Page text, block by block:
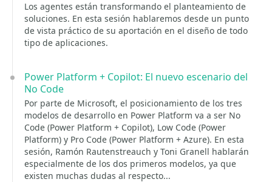
Los agentes están transformando el planteamiento de
soluciones. En esta sesión hablaremos desde un punto
de vista práctico de su aportación en el diseño de todo
tipo de aplicaciones.
Power Platform + Copilot: El nuevo escenario del
No Code
Por parte de Microsoft, el posicionamiento de los tres
modelos de desarrollo en Power Platform va a ser No
Code (Power Platform + Copilot), Low Code (Power
Platform) y Pro Code (Power Platform + Azure). En esta
sesión, Ramón Rautenstreauch y Toni Granell hablarán
especialmente de los dos primeros modelos, ya que
existen muchas dudas al respecto...